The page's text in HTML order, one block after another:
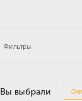
Вы выбрали
Фильтры